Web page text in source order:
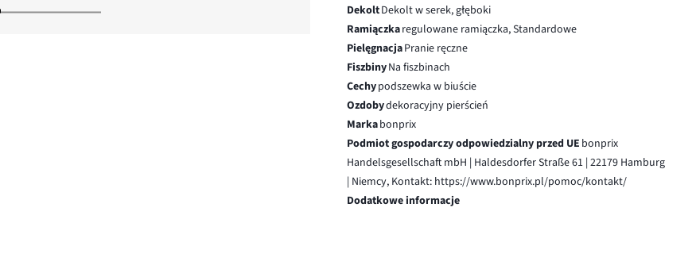
DekoltDekolt w serek, głęboki
Ramiączkaregulowane ramiączka, Standardowe
PielęgnacjaPranie ręczne
FiszbinyNa fiszbinach
Cechypodszewka w biuście
Ozdobydekoracyjny pierścień
Markabonprix
Podmiot gospodarczy odpowiedzialny przed UE bonprix
Handelsgesellschaft mbH | Haldesdorfer Straße 61 | 22179 Hamburg
| Niemcy, Kontakt: https://www.bonprix.pl/pomoc/kontakt/
Dodatkowe informacje